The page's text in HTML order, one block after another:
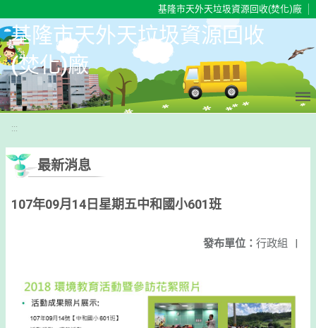
基隆市天外天垃圾資源回收(焚化)廠
基隆市天外天垃圾資源回收
(焚化)廠
:::
最新消息
107年09月14日星期五中和國小601班
發布單位： 行政組 |